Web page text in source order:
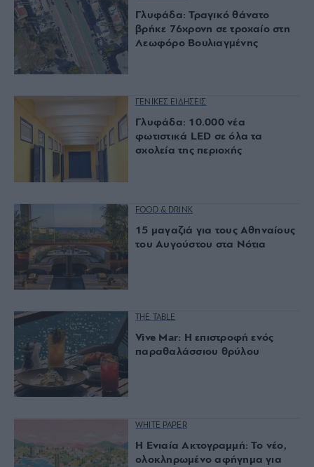
Γλυφάδα: Τραγικό θάνατο
βρήκε 76χρονη σε τροχαίο στη
Λεωφόρο Βουλιαγμένης
ΓΕΝΙΚΕΣ ΕΙΔΗΣΕΙΣ
Γλυφάδα: 10.000 νέα
φωτιστικά LED σε όλα τα
σχολεία της περιοχής
FOOD & DRINK
15 μαγαζιά για τους Αθηναίους
του Αυγούστου στα Νότια
THE TABLE
Vive Mar: Η επιστροφή ενός
παραθαλάσσιου θρύλου
WHITE PAPER
Η Ενιαία Ακτογραμμή: Το νέο,
ολοκληρωμένο αφήγημα για